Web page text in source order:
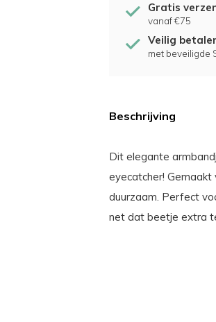
Gratis
vanaf €75
Veilig
met beveiligde
Beschrijving
Dit elegante
eyecatcher!
duurzaam. Perfect
net dat beetje extra